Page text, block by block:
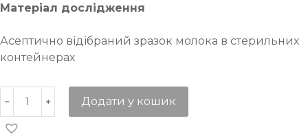
Матеріал дослідження
Асептично відібраний зразок молока в стерильних
контейнерах
Додати у кошик